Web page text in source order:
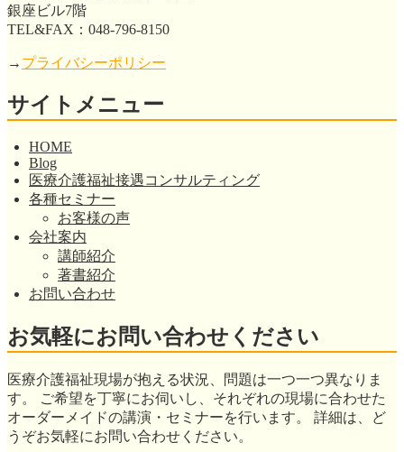
銀座ビル7階
TEL&FAX：048-796-8150
→ プライバシーポリシー
サイトメニュー
HOME
Blog
医療介護福祉接遇コンサルティング
各種セミナー
お客様の声
会社案内
講師紹介
著書紹介
お問い合わせ
お気軽にお問い合わせください
医療介護福祉現場が抱える状況、問題は一つ一つ異なりま
す。 ご希望を丁寧にお伺いし、それぞれの現場に合わせた
オーダーメイドの講演・セミナーを行います。 詳細は、ど
うぞお気軽にお問い合わせください。